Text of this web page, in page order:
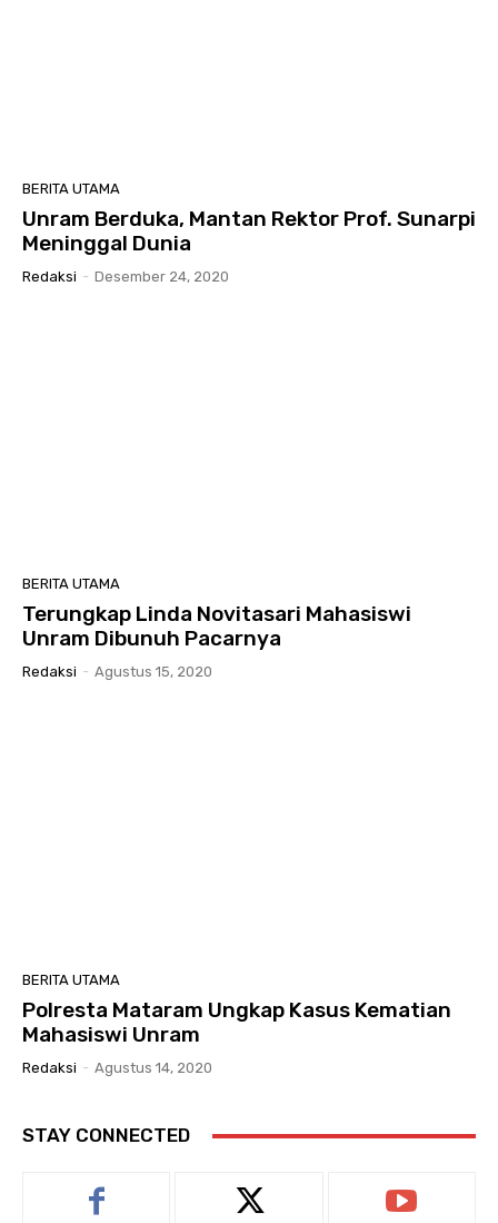
BERITA UTAMA
Unram Berduka, Mantan Rektor Prof. Sunarpi
Meninggal Dunia
Redaksi - Desember 24, 2020
BERITA UTAMA
Terungkap Linda Novitasari Mahasiswi
Unram Dibunuh Pacarnya
Redaksi - Agustus 15, 2020
BERITA UTAMA
Polresta Mataram Ungkap Kasus Kematian
Mahasiswi Unram
Redaksi - Agustus 14, 2020
STAY CONNECTED